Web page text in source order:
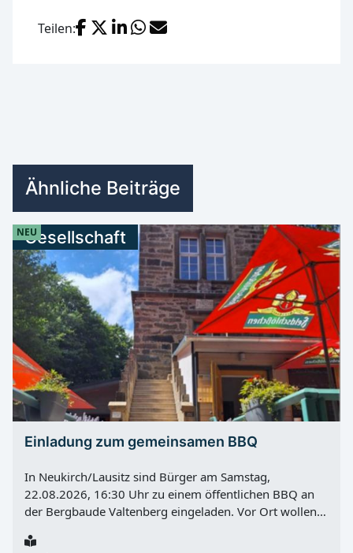
Teilen: Facebook
X (Twitter)
LinkedIn
WhatsApp
Ähnliche Beiträge
Gesellschaft
NEU
Einladung zum gemeinsamen BBQ
In Neukirch/Lausitz sind Bürger am Samstag,
22.08.2026, 16:30 Uhr zu einem öffentlichen BBQ an
der Bergbaude Valtenberg eingeladen. Vor Ort wollen
Mitglieder des Gemeinderates mit den Menschen aus